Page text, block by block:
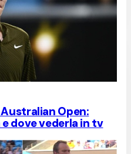
Open:
dove vederla in tv